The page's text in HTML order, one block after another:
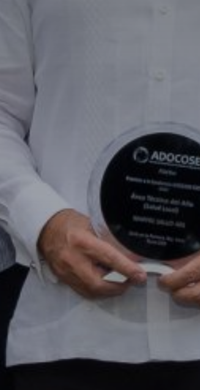
Don't miss out!
Sing up for our newsletter to stay in the